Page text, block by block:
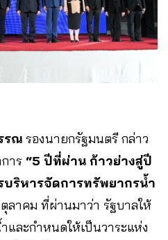
รณ รองนายกรัฐมนตรี กล่าว
าร “5 ปีที่ผ่าน ก้าวย่างสู่ปี
ริหารจัดการทรัพยากรน้ำ
ลาคม ที่ผ่านมาว่า รัฐบาลให้
ละกำหนดให้เป็นวาระแห่ง